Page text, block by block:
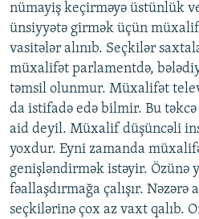
nümayiş keçirməyə üstünlük
ünsiyyətə girmək üçün
vasitələr alınıb. Seçkilər
müxalifət parlamentdə,
təmsil olunmur. Müxalifət
da istifadə edə bilmir. Bu
aid deyil. Müxalif düşüncəli
yoxdur. Eyni zamanda
genişləndirmək istəyir. Özünə
fəallaşdırmağa çalışır.
seçkilərinə çox az vaxt qalıb.